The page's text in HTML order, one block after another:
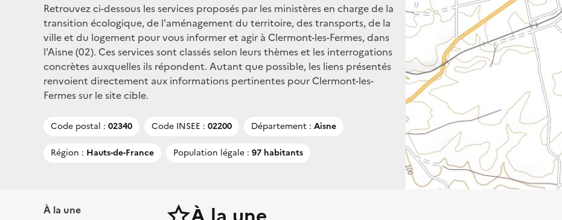
Retrouvez ci-dessous les services proposés par les ministères en charge de la
transition écologique, de l'aménagement du territoire, des transports, de la
ville et du logement pour vous informer et agir à Clermont-les-Fermes, dans
l'Aisne (02). Ces services sont classés selon leurs thèmes et les interrogations
concrètes auxquelles ils répondent. Autant que possible, les liens présentés
renvoient directement aux informations pertinentes pour Clermont-les-
Fermes sur le site cible.
Code postal : 02340 Code INSEE : 02200 Département : Aisne
Région : Hauts-de-France Population légale : 97 habitants
À la une